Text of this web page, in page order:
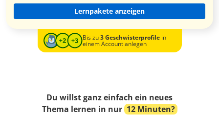
Lernpakete anzeigen
Bis zu3 Geschwisterprofilein
einem Account anlegen
Du willst ganz einfach ein neues
Thema lernen in nur 12 Minuten?